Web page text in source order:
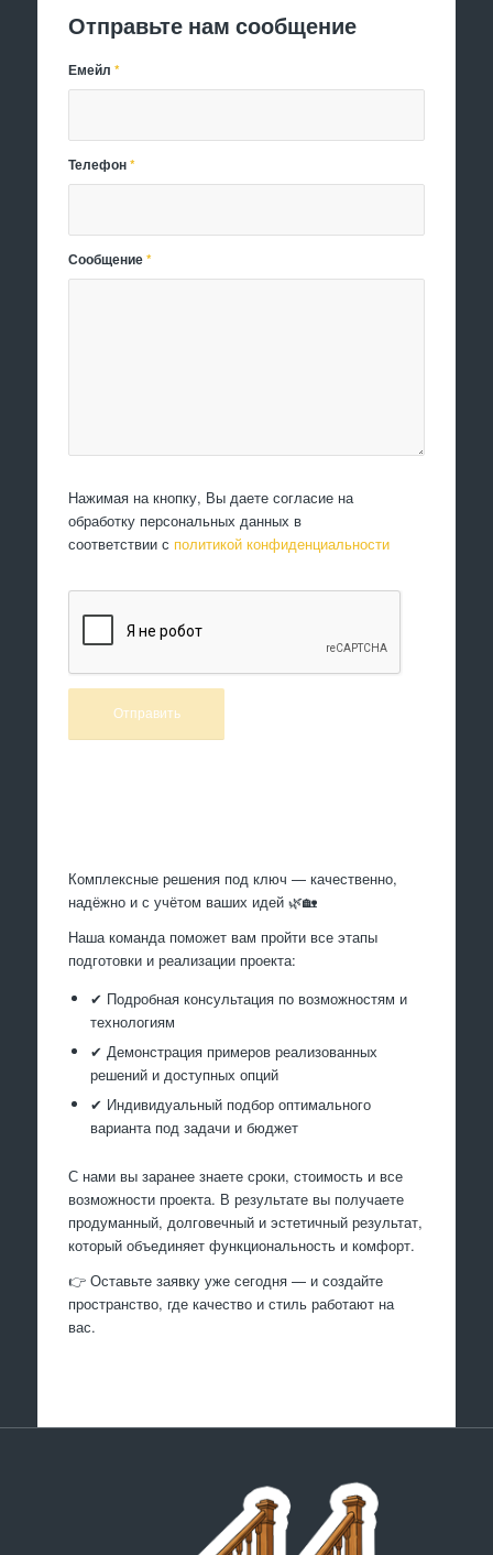
Отправьте нам сообщение
Емейл*
Телефон*
Сообщение*
Нажимая на кнопку, Вы даете согласие на
обработку персональных данных в
соответствии с политикой конфиденциальности
Комплексные решения под ключ — качественно,
надёжно и с учётом ваших идей 🌿🏡
Наша команда поможет вам пройти все этапы
подготовки и реализации проекта:
✔ Подробная консультация по возможностям и
технологиям
✔ Демонстрация примеров реализованных
решений и доступных опций
✔ Индивидуальный подбор оптимального
варианта под задачи и бюджет
С нами вы заранее знаете сроки, стоимость и все
возможности проекта. В результате вы получаете
продуманный, долговечный и эстетичный результат,
который объединяет функциональность и комфорт.
👉 Оставьте заявку уже сегодня — и создайте
пространство, где качество и стиль работают на
вас.